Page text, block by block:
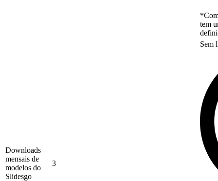
tem
Downloads
mensais de
modelos do
Slidesgo
3
Sem